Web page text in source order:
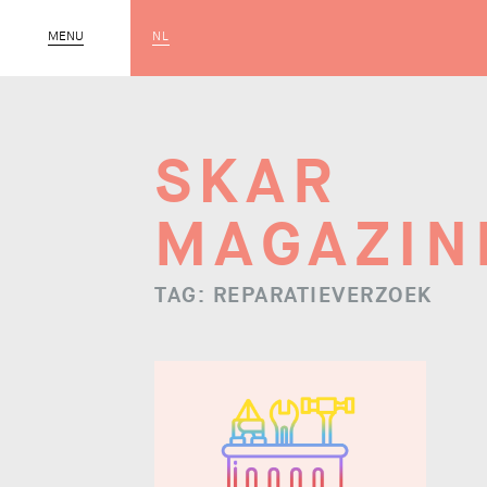
MENU
CLOSE NL
SKAR
TAG: REPARATIEVERZOEK